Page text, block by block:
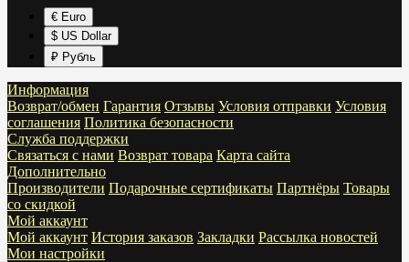
€ Euro
$ US Dollar
₽ Рубль
Информация
Возврат/обмен Гарантия Отзывы Условия отправки Условия
соглашения Политика безопасности
Служба поддержки
Связаться с нами Возврат товара Карта сайта
Дополнительно
Производители Подарочные сертификаты Партнёры Товары
со скидкой
Мой аккаунт
Мой аккаунт История заказов Закладки Рассылка новостей
Мои настройки